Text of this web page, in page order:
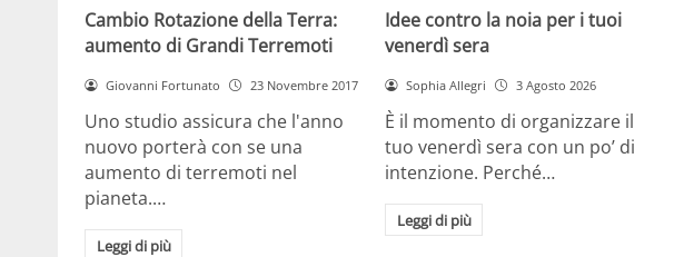
Cambio Rotazione della Terra:
aumento di Grandi Terremoti
Giovanni Fortunato 23 Novembre 2017
Uno studio assicura che l'anno
nuovo porterà con se una
aumento di terremoti nel
pianeta.…
Leggi di più
Idee contro la noia per i tuoi
venerdì sera
Sophia Allegri 3 Agosto 2026
È il momento di organizzare il
tuo venerdì sera con un po’ di
intenzione. Perché…
Leggi di più